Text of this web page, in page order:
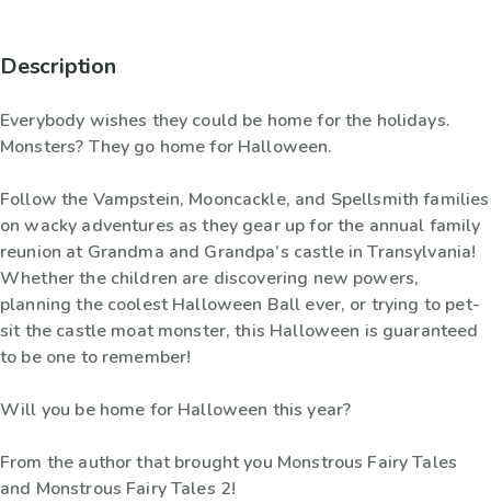
Description
Everybody wishes they could be home for the holidays.
Monsters? They go home for Halloween.
Follow the Vampstein, Mooncackle, and Spellsmith families
on wacky adventures as they gear up for the annual family
reunion at Grandma and Grandpa’s castle in Transylvania!
Whether the children are discovering new powers,
planning the coolest Halloween Ball ever, or trying to pet-
sit the castle moat monster, this Halloween is guaranteed
to be one to remember!
Will you be home for Halloween this year?
From the author that brought you Monstrous Fairy Tales
and Monstrous Fairy Tales 2!